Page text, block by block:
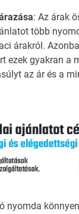
: Az árak
több
árakról.
ezek gyakran a
az ár és a
nyomda